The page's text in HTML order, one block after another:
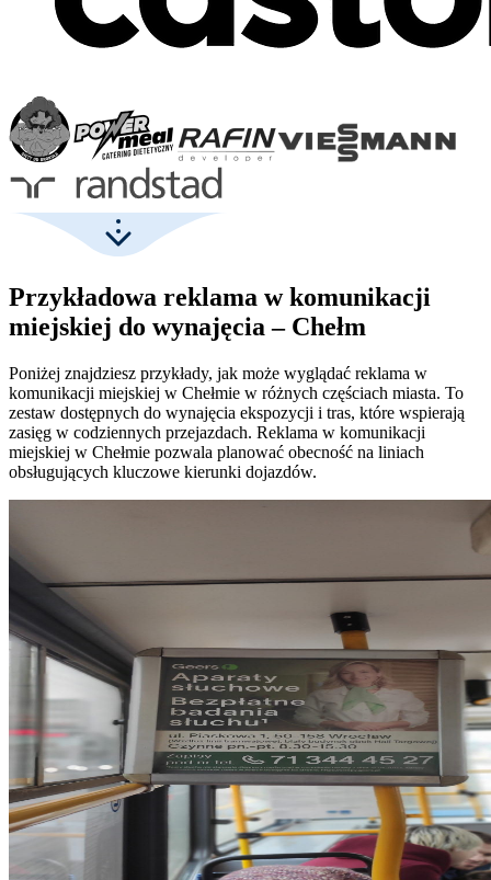
Przykładowa reklama w komunikacji
miejskiej do wynajęcia – Chełm
Poniżej znajdziesz przykłady, jak może wyglądać reklama w
komunikacji miejskiej w Chełmie w różnych częściach miasta. To
zestaw dostępnych do wynajęcia ekspozycji i tras, które wspierają
zasięg w codziennych przejazdach. Reklama w komunikacji
miejskiej w Chełmie pozwala planować obecność na liniach
obsługujących kluczowe kierunki dojazdów.